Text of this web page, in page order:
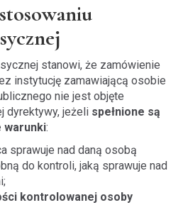
stanowi, że zamówienie
instytucję zamawiającą osobie
nie jest objęte
dyrektywy, jeżeli spełnione są
warunki:
sprawuje nad daną osobą
do kontroli, jaką sprawuje nad
kontrolowanej osoby